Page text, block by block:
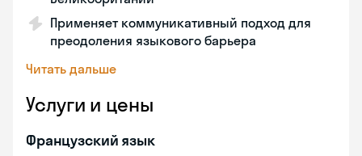
Применяет коммуникативный подход для
преодоления языкового барьера
Читать дальше
Услуги и цены
Французский язык